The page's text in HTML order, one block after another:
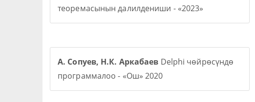
теоремасынын далилдениши - «2023»
А. Сопуев, Н.К. Аркабаев Delphi чөйрөсүндө
программалоо - «Ош» 2020